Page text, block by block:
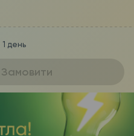
1 день
Замовити